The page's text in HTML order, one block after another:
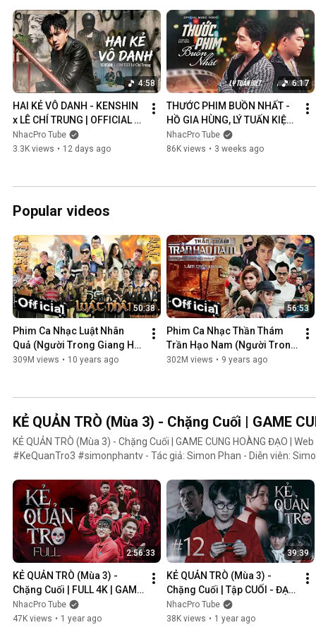
4:58
HAI KẺ VÔ DANH - KENSHIN
x LÊ CHÍ TRUNG | OFFICIAL
MUSIC VIDEO
NhacPro Tube
3.3K views • 12 days ago
6:17
THƯỚC PHIM BUỒN NHẤT -
HỒ GIA HÙNG, LÝ TUẤN KIỆT |
OFFICIAL MUSIC VIDEO
NhacPro Tube
86K views • 3 weeks ago
Popular videos
50:38
Phim Ca Nhạc Luật Nhân
Quả (Người Trong Giang Hồ
4) - Lâm Chấn Khang 2016
309M views • 10 years ago
56:53
Phim Ca Nhạc Thần Thám
Trần Hạo Nam (Người Trong
Giang Hồ 5) - Lâm Chấn
302M views • 9 years ago
KẺ QUẢN TRÒ (Mùa 3) - Chặng Cuối | GAME
KẺ QUẢN TRÒ (Mùa 3) - Chặng Cuối | GAME CUNG HOÀNG ĐẠO |
#KeQuanTro3 #simonphantv - Tác giả: Simon Phan - Diễn viên: Simon Phan, Bnat, Huỳnh Nhựt,
hơi hướng của show truyền hình thực tế, nhưng dần trở nên đen tối
người chiến thắng cuối cùng?. Mục đích của KẺ QUẢN TRÒ là gì?. Và
mặt nạ. Tất cả sẽ tiết lộ trong seri web drama KẺ QUẢN TRÒ (Mùa
Huỳnh Nhựt _ Diễn viên Huỳnh Nhựt Bnat _ Ca sĩ Bnat Bảo Ngân _
TikToker Trúc Khánh Duy _ Nghệ sĩ Khánh Duy Simon Phan _ Em trai
2:56:33
KẺ QUẢN TRÒ (Mùa 3) -
Chặng Cuối | FULL 4K | GAME
CUNG HOÀNG ĐẠO || Web
Drama 2025
NhacPro Tube
47K views • 1 year ago
39:39
KẺ QUẢN TRÒ (Mùa 3) -
Chặng Cuối | Tập CUỐI - ĐẠI
KẾT CỤC | GAME CUNG
HOÀNG ĐẠO || Web Drama
NhacPro Tube
38K views • 1 year ago